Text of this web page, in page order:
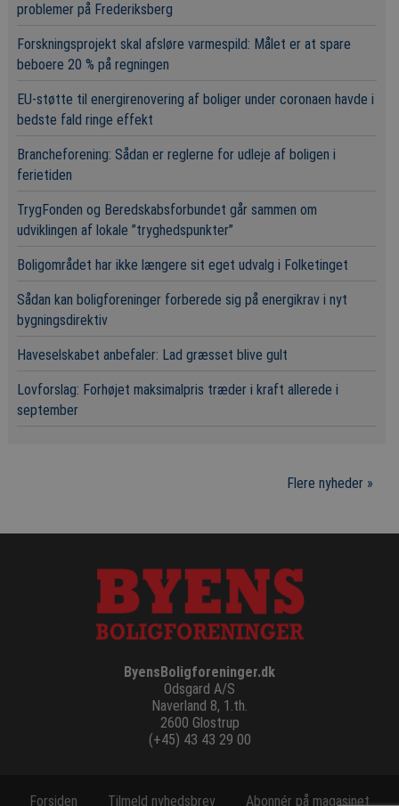
problemer på Frederiksberg
Forskningsprojekt skal afsløre varmespild: Målet er at spare
beboere 20 % på regningen
EU-støtte til energirenovering af boliger under coronaen havde i
bedste fald ringe effekt
Brancheforening: Sådan er reglerne for udleje af boligen i
ferietiden
TrygFonden og Beredskabsforbundet går sammen om
udviklingen af lokale ”tryghedspunkter”
Boligområdet har ikke længere sit eget udvalg i Folketinget
Sådan kan boligforeninger forberede sig på energikrav i nyt
bygningsdirektiv
Haveselskabet anbefaler: Lad græsset blive gult
Lovforslag: Forhøjet maksimalpris træder i kraft allerede i
september
Flere nyheder »
ByensBoligforeninger.dk
Odsgard A/S
Naverland 8, 1.th.
2600 Glostrup
(+45) 43 43 29 00
Forsiden Tilmeld nyhedsbrev Abonnér på magasinet